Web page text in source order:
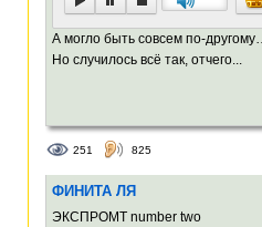
А могло быть совсем по-другому…
Но случилось всё так, отчего...
251 825
ФИНИТА ЛЯ
ЭКСПРОМТ number two